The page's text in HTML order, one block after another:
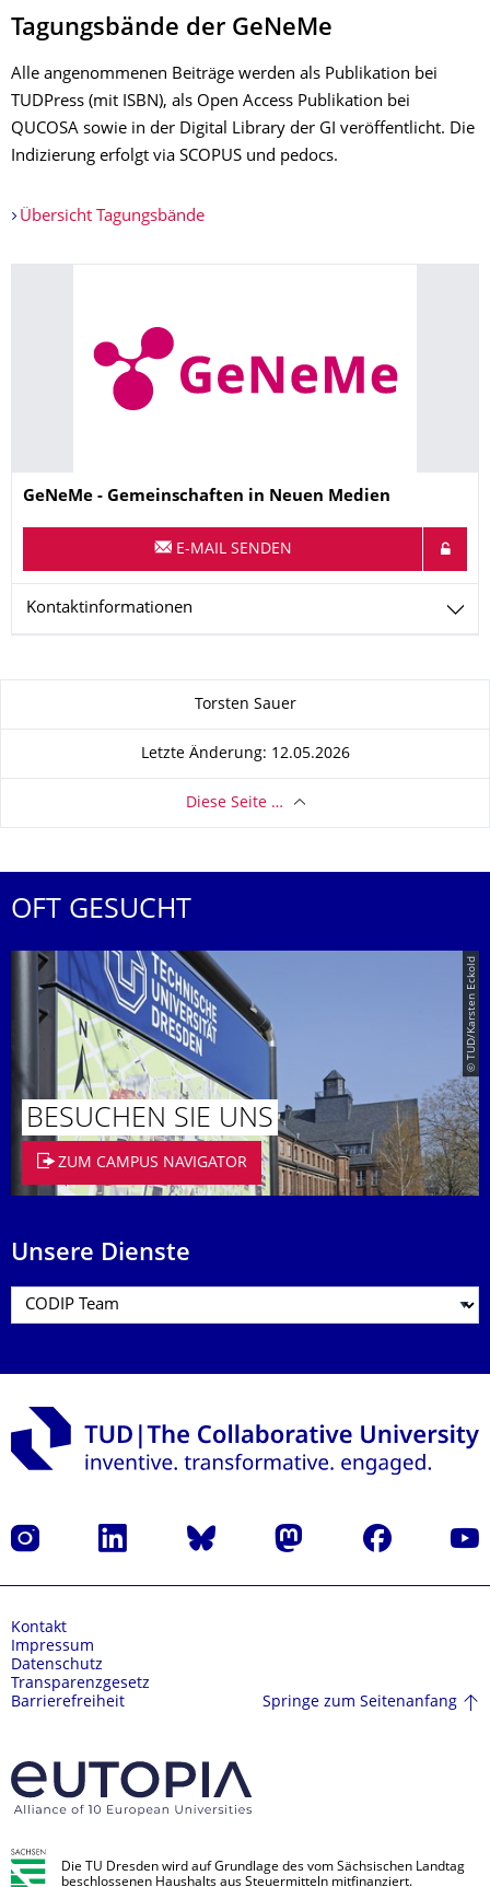
Tagungsbände der GeNeMe
Alle angenommenen Beiträge werden als Publikation bei
TUDPress (mit ISBN), als Open Access Publikation bei
QUCOSA sowie in der Digital Library der GI veröffentlicht. Die
Indizierung erfolgt via SCOPUS und pedocs.
Übersicht Tagungsbände
Name
GeNeMe - Gemeinschaften in Neuen Medien
E-MAIL SENDEN
Kontaktinformationen
Torsten Sauer
Letzte Änderung: 12.05.2026
Diese Seite …
OFT GESUCHT
© TUD/Karsten Eckold
BESUCHEN SIE UNS
ZUM CAMPUS NAVIGATOR
Unsere Dienste
Instagram LinkedIn Bluesky Mastodon Facebook
Kontakt
Impressum
Datenschutz
Transparenzgesetz
Barrierefreiheit
Springe zum Seitenanfang
Die TU Dresden wird auf Grundlage des vom Sächsischen Landtag
beschlossenen Haushalts aus Steuermitteln mitfinanziert.